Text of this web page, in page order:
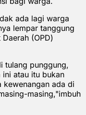
ada lagi warga
lempar tanggung
(OPD)
tulang punggung,
atau itu bukan
kewenangan ada di
masing,"imbuh